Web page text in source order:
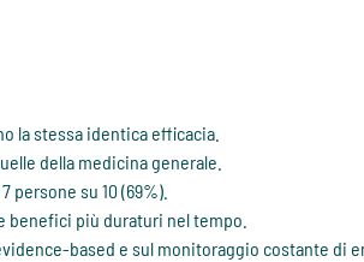
la stessa identica efficacia.
della medicina generale.
su 10 (69%).
benefici più duraturi nel tempo.
based e sul monitoraggio costante di